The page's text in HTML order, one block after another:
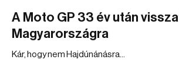
A Moto GP 33 év után
Magyarországra
Kár, hogy nem Hajdúnánásra...